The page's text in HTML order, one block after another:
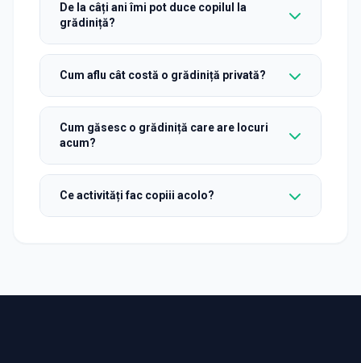
De la câți ani îmi pot duce copilul la
grădiniță?
Cum aflu cât costă o grădiniță privată?
Cum găsesc o grădiniță care are locuri
acum?
Ce activități fac copiii acolo?